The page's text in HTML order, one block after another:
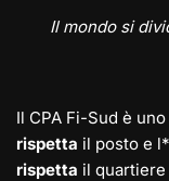
Il mondo si
Il CPA Fi-Sud è
rispetta il posto e
rispetta il